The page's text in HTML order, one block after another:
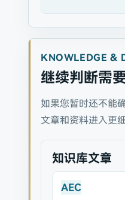
KNOWLEDGE &
继续判断需
如果您暂时还不能
文章和资料进入更
知识库文章
AEC